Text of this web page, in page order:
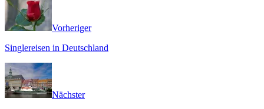
Vorheriger
Singlereisen in Deutschland
Nächster